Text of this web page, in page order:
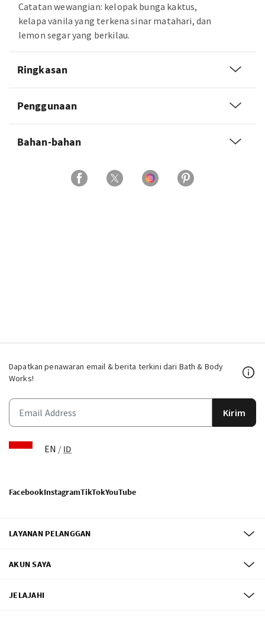
Catatan wewangian: kelopak bunga kaktus,
kelapa vanila yang terkena sinar matahari, dan
lemon segar yang berkilau.
Ringkasan
Penggunaan
Bahan-bahan
Dapatkan penawaran email & berita terkini dari Bath & Body
Works!
Kirim
EN / ID
FacebookInstagramTikTokYouTube
LAYANAN PELANGGAN
AKUN SAYA
JELAJAHI